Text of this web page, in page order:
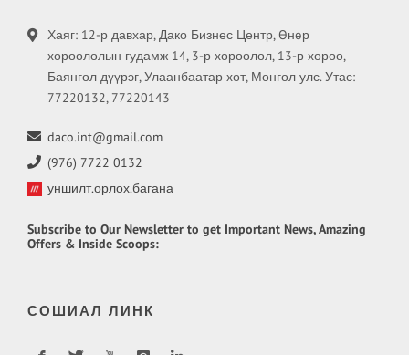
Хаяг: 12-р давхар, Дако Бизнес Центр, Өнөр
хороололын гудамж 14, 3-р хороолол, 13-р хороо,
Баянгол дүүрэг, Улаанбаатар хот, Монгол улс. Утас:
77220132, 77220143
daco.int@gmail.com
(976) 7722 0132
уншилт.орлох.багана
Subscribe to Our Newsletter to get Important News, Amazing
Offers & Inside Scoops:
СОШИАЛ ЛИНК